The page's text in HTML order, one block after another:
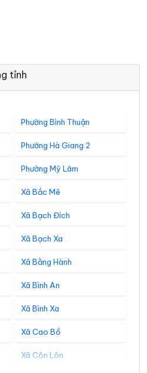
tỉnh
Phường Bình Thuận
Phường Hà Giang 2
Phường Mỹ Lâm
Xã Bắc Mê
Xã Bạch Đích
Xã Bạch Xa
Xã Bằng Hành
Xã Bình An
Xã Bình Xa
Xã Cao Bồ
Xã Côn Lôn